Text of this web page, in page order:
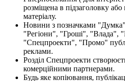
розміщена в підзаголовку
матеріалу.
Новини з позначками
"Регіони", "Гроші", "Влада",
"Спецпроекти", "Промо"
реклами.
Розділ Спецпроекти
комерційними партнерами.
Будь яке копіювання,